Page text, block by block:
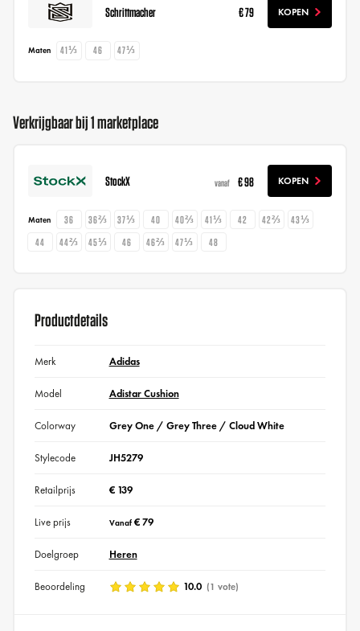
Schrittmacher € 79 KOPEN
Maten 41⅓ 46 47⅓
Verkrijgbaar bij 1 marketplace
StockX vanaf € 98 KOPEN
Maten 36 36⅔ 37⅓ 40 40⅔ 41⅓ 42 42⅔
43⅓
44
44⅔ 45⅓ 46 46⅔ 47⅓ 48
Productdetails
Merk Adidas
Model Adistar Cushion
Colorway Grey One / Grey Three / Cloud White
Stylecode JH5279
Retailprijs € 139
Live prijs Vanaf€ 79
Doelgroep Heren
Beoordeling 10.0 (1 vote)